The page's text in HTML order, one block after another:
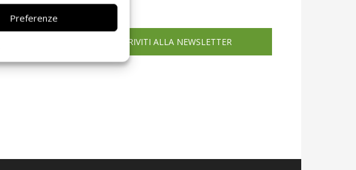
Preferenze
ISCRIVITI ALLA NEWSLETTER